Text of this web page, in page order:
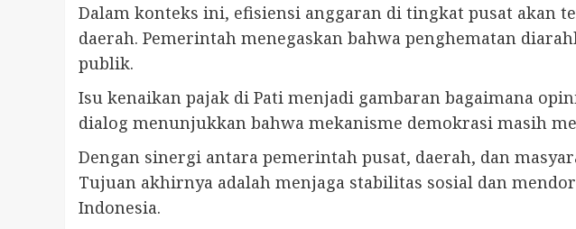
Dalam konteks ini, efisiensi anggaran di tingkat pusat akan
daerah. Pemerintah menegaskan bahwa penghematan
publik.
Isu kenaikan pajak di Pati menjadi gambaran bagaimana
dialog menunjukkan bahwa mekanisme demokrasi masih
Dengan sinergi antara pemerintah pusat, daerah, dan
Tujuan akhirnya adalah menjaga stabilitas sosial dan
Indonesia.